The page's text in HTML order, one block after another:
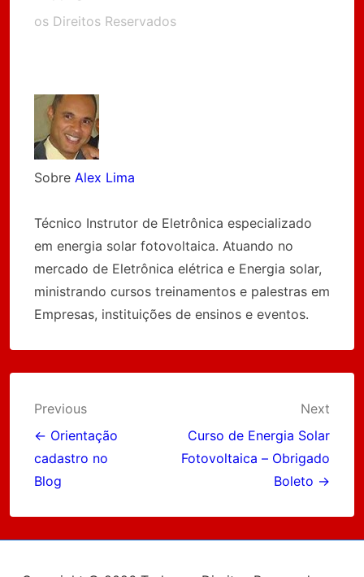
os Direitos Reservados
Sobre Alex Lima
Técnico Instrutor de Eletrônica especializado
em energia solar fotovoltaica. Atuando no
mercado de Eletrônica elétrica e Energia solar,
ministrando cursos treinamentos e palestras em
Empresas, instituições de ensinos e eventos.
Navegação
de
Post
Previous
← Orientação
cadastro no
Blog
Next
Curso de Energia Solar
Fotovoltaica – Obrigado
Boleto →